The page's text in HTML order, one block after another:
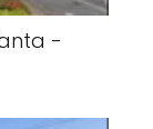
-